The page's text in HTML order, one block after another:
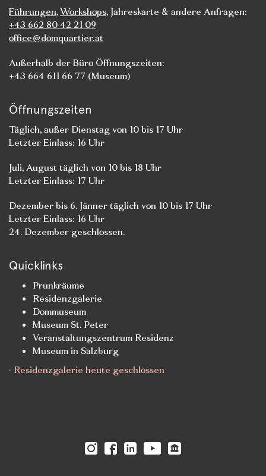
Führungen,Workshops, Jahreskarte & andere Anfragen:
+43 662 80 42 21 09
office@domquartier.at
Außerhalb der Büro Öffnungszeiten:
+43 664 611 66 77 (Museum)
Öffnungszeiten
Täglich, außer Dienstag von 10 bis 17 Uhr
Letzter Einlass: 16 Uhr
Juli, August täglich von 10 bis 18 Uhr
Letzter Einlass: 17 Uhr
Dezember bis 6. Jänner täglich von 10 bis 17 Uhr
Letzter Einlass: 16 Uhr
24. Dezember geschlossen.
Quicklinks
Prunkräume
Residenzgalerie
Dommuseum
Museum St. Peter
Veranstaltungszentrum Residenz
Museum in Salzburg
· Residenzgalerie heute geschlossen